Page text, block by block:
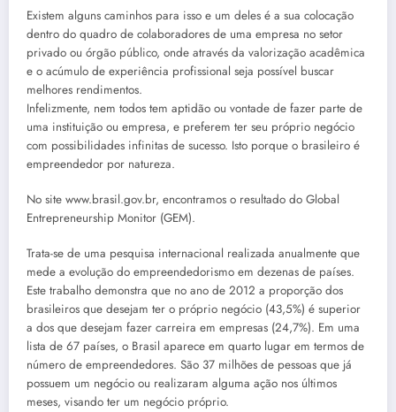
Existem alguns caminhos para isso e um deles é a sua colocação
dentro do quadro de colaboradores de uma empresa no setor
privado ou órgão público, onde através da valorização acadêmica
e o acúmulo de experiência profissional seja possível buscar
melhores rendimentos.
Infelizmente, nem todos tem aptidão ou vontade de fazer parte de
uma instituição ou empresa, e preferem ter seu próprio negócio
com possibilidades infinitas de sucesso. Isto porque o brasileiro é
empreendedor por natureza.
No site www.brasil.gov.br, encontramos o resultado do Global
Entrepreneurship Monitor (GEM).
Trata-se de uma pesquisa internacional realizada anualmente que
mede a evolução do empreendedorismo em dezenas de países.
Este trabalho demonstra que no ano de 2012 a proporção dos
brasileiros que desejam ter o próprio negócio (43,5%) é superior
a dos que desejam fazer carreira em empresas (24,7%). Em uma
lista de 67 países, o Brasil aparece em quarto lugar em termos de
número de empreendedores. São 37 milhões de pessoas que já
possuem um negócio ou realizaram alguma ação nos últimos
meses, visando ter um negócio próprio.